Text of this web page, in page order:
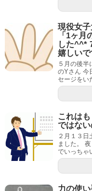
現役女子
「1ヶ
した^^*
嬉しいで
５月の後半
のYさん 今
セージをい
これは
ではな
２月１３日
ました。
でいっちゃ
力の使